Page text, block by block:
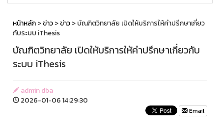
หน้าหลัก>ข่าว>ข่าว> บัณฑิตวิทยาลัย เปิดให้บริการให้คำปรึกษาเกี่ยว
กับระบบ iThesis
บัณฑิตวิทยาลัย เปิดให้บริการให้คำปรึกษาเกี่ยวกับ
ระบบ iThesis
admin dba
2026-01-06 14:29:30
Email